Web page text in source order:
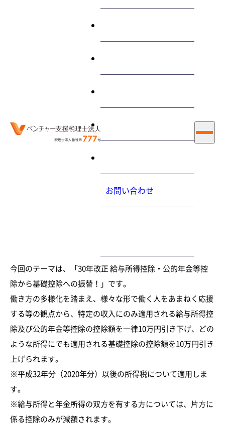
お問い合わせ
30年改正 給与所得控除・公
的年金等控除から基礎控除
お知らせ2018.4.6（金）
お知らせ
士法人が創業した社長へお届けする税務のプチ情報です。
今回のテーマは、「30年改正 給与所得控除・公的年金等控
除から基礎控除への振替！」です。
働き方の多様化を踏まえ、様々な形で働く人をあまねく応援
する等の観点から、特定の収入にのみ適用される給与所得控
除及び公的年金等控除の控除額を一律10万円引き下げ、どの
ような所得にでも適用される基礎控除の控除額を10万円引き
上げられます。
※平成32年分（2020年分）以後の所得税について適用しま
す。
※給与所得と年金所得の双方を有する方については、片方に
係る控除のみが減額されます。